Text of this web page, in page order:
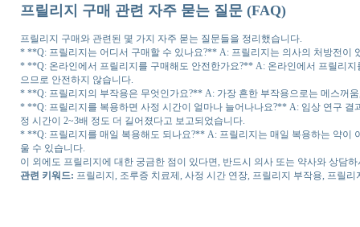
프릴리지 구매 관련 자주 묻는 질문 (FAQ)
프릴리지 구매와 관련된 몇 가지 자주 묻는 질문들을 정리했습니다.
* **Q: 프릴리지는 어디서 구매할 수 있나요?** A: 프릴리지는 의사의 처방전이
* **Q: 온라인에서 프릴리지를 구매해도 안전한가요?** A: 온라인에서 프릴리
으므로 안전하지 않습니다.
* **Q: 프릴리지의 부작용은 무엇인가요?** A: 가장 흔한 부작용으로는 메스꺼
* **Q: 프릴리지를 복용하면 사정 시간이 얼마나 늘어나나요?** A: 임상 연구
정 시간이 2~3배 정도 더 길어졌다고 보고되었습니다.
* **Q: 프릴리지를 매일 복용해도 되나요?** A: 프릴리지는 매일 복용하는 약이
울 수 있습니다.
이 외에도 프릴리지에 대한 궁금한 점이 있다면, 반드시 의사 또는 약사와 상담
관련 키워드: 프릴리지, 조루증 치료제, 사정 시간 연장, 프릴리지 부작용, 프릴리